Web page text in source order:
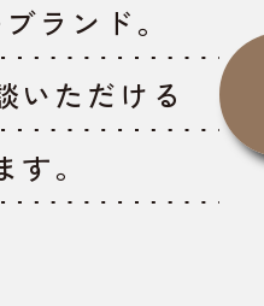
ランド。
いただける
。